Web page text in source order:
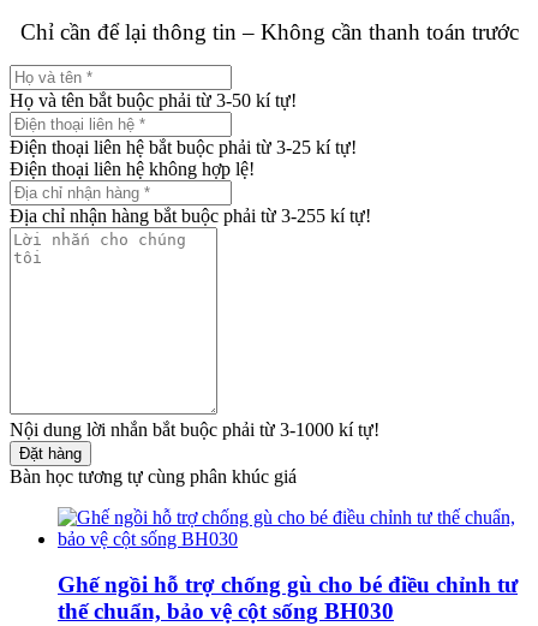
Chỉ cần để lại thông tin – Không cần thanh toán trước
Họ và tên bắt buộc phải từ 3-50 kí tự!
Điện thoại liên hệ bắt buộc phải từ 3-25 kí tự!
Điện thoại liên hệ không hợp lệ!
Địa chỉ nhận hàng bắt buộc phải từ 3-255 kí tự!
Nội dung lời nhắn bắt buộc phải từ 3-1000 kí tự!
Đặt hàng
Bàn học tương tự cùng phân khúc giá
Ghế ngồi hỗ trợ chống gù cho bé điều chỉnh tư
thế chuẩn, bảo vệ cột sống BH030